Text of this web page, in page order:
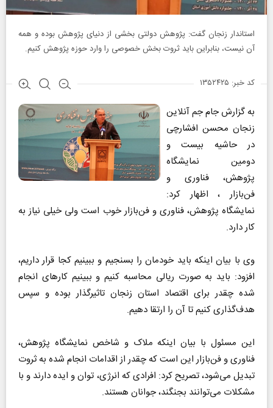
استاندار زنجان گفت: پژوهش دولتی بخشی از دنیای پژوهش بوده و همه
آن نیست، بنابراین باید ثروت بخش خصوصی را وارد حوزه پژوهش کنیم.
کد خبر: ۱۳۵۲۴۲۵
به گزارش جام جم آنلاین
زنجان محسن افشارچی
در حاشیه بیست و
دومین نمایشگاه
پژوهش، فناوری و
فن‌بازار ، اظهار کرد:
نمایشگاه پژوهش، فناوری و فن‌بازار خوب است ولی خیلی نیاز به
کار دارد.
وی با بیان اینکه باید خودمان را بسنجیم و ببینیم کجا قرار داریم،
افزود: باید به صورت ریالی محاسبه کنیم و ببینیم کارهای انجام
شده چقدر برای اقتصاد استان زنجان تاثیرگذار بوده و سپس
هدف‌گذاری کنیم تا آن را ارتقا دهیم.
این مسئول با بیان اینکه ملاک و شاخص نمایشگاه پژوهش،
فناوری و فن‌بازار این است که چقدر از اقدامات انجام شده به ثروت
تبدیل می‌شود، تصریح کرد: افرادی که انرژی، توان و ایده دارند و با
مشکلات می‌توانند بجنگند، جوانان هستند.